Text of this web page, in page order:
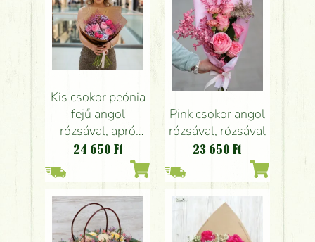
Kis csokor peónia
fejű angol
rózsával, apró
színes virágokkal
24 650 Ft
Pink csokor angol
rózsával, rózsával
23 650 Ft